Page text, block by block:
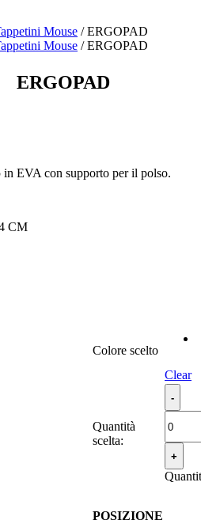
Mouse /ERGOPAD
Mouse /ERGOPAD
ERGOPAD
in EVA con supporto per il polso.
CM
Colore
Clear
Quantità
scelta:
POSIZIONE